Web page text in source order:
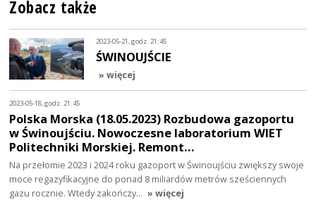
Zobacz także
2023-05-21, godz. 21:45
ŚWINOUJŚCIE
» więcej
2023-05-18, godz. 21:45
Polska Morska (18.05.2023) Rozbudowa gazoportu
w Świnoujściu. Nowoczesne laboratorium WIET
Politechniki Morskiej. Remont…
Na przełomie 2023 i 2024 roku gazoport w Świnoujściu zwiększy swoje
moce regazyfikacyjne do ponad 8 miliardów metrów sześciennych
gazu rocznie. Wtedy zakończy… » więcej